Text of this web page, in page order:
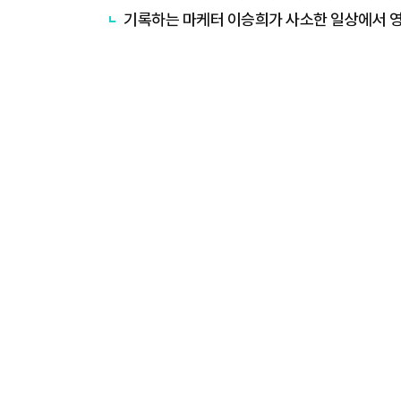
기록하는 마케터 이승희가 사소한 일상에서